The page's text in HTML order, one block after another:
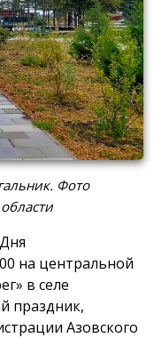
Фото
на центральной
в селе
праздник,
Азовского